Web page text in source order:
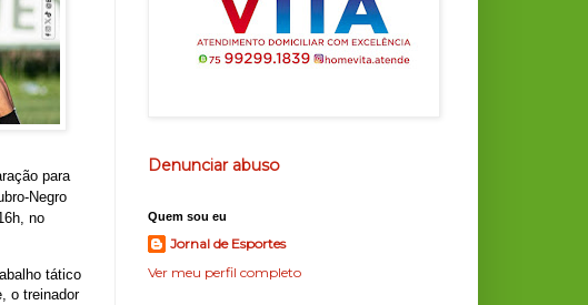
para
Negro
no
tático
o treinador
Denunciar abuso
Quem sou eu
Jornal de Esportes
Ver meu perfil completo